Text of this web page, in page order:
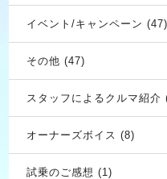
イベント/キャンペーン (47)
その他 (47)
スタッフによるクルマ紹介
オーナーズボイス (8)
試乗のご感想 (1)